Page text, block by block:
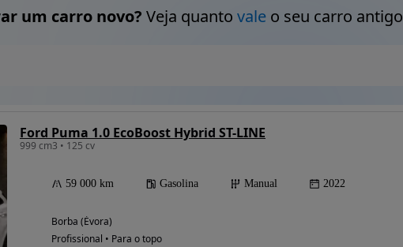
um carro novo? Veja quanto valeo seu carro antigo
Ford Puma 1.0 EcoBoost Hybrid ST-LINE
999 cm3 • 125 cv
59 000 km Gasolina Manual 2022
Borba (Évora)
Profissional • Para o topo